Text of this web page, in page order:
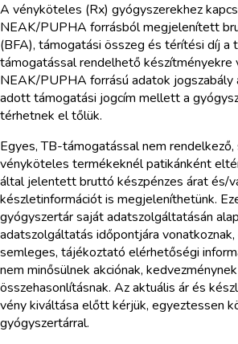
A vényköteles (Rx) gyógyszerekhez
NEAK/PUPHA forrásból megjelenített
(BFA), támogatási összeg és térítési díj a
támogatással rendelhető készítményekre
NEAK/PUPHA forrású adatok jogszabály
adott támogatási jogcím mellett a
térhetnek el tőlük.
Egyes, TB-támogatással nem rendelkező,
vényköteles termékeknél patikánként
által jelentett bruttó készpénzes árat és/
készletinformációt is megjeleníthetünk.
gyógyszertár saját adatszolgáltatásán
adatszolgáltatás időpontjára vonatkoznak,
semleges, tájékoztató elérhetőségi
nem minősülnek akciónak,
összehasonlításnak. Az aktuális ár és
vény kiváltása előtt kérjük, egyeztessen
gyógyszertárral.